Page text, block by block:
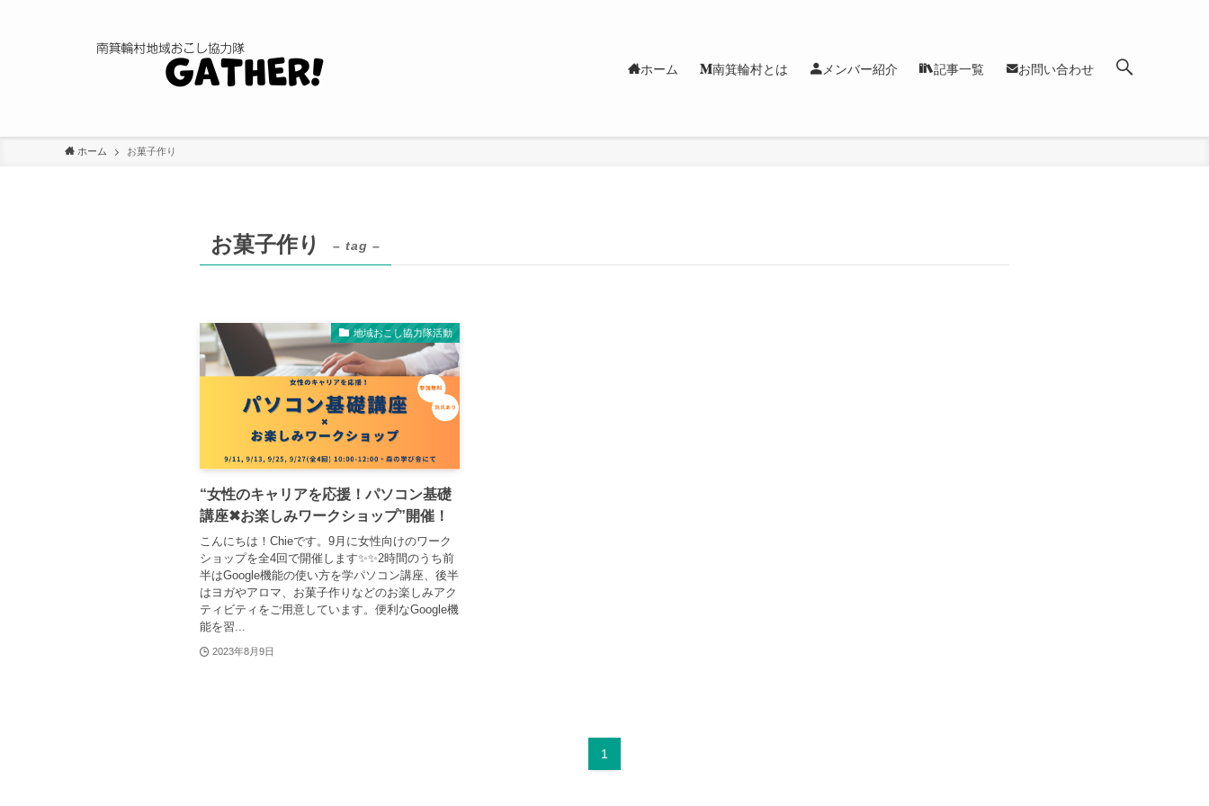
ホーム 南箕輪村とは メンバー紹介 記事一覧 お問い合わせ
ホーム お菓子作り
お菓子作り – tag –
地域おこし協力隊活動
“女性のキャリアを応援！パソコン基礎
講座✖お楽しみワークショップ”開催！
こんにちは！Chieです。9月に女性向けのワーク
ショップを全4回で開催します✨✨2時間のうち前
半はGoogle機能の使い方を学パソコン講座、後半
はヨガやアロマ、お菓子作りなどのお楽しみアク
ティビティをご用意しています。便利なGoogle機
能を習...
2023年8月9日
1